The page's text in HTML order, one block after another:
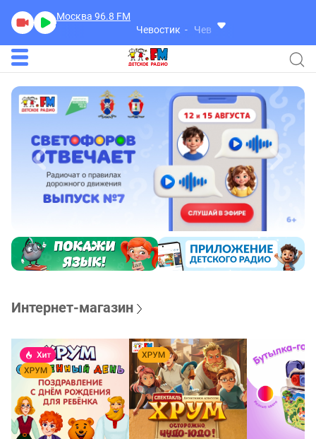
Москва 96.8 FM
Чевостик
Чевостик
Интернет-магазин